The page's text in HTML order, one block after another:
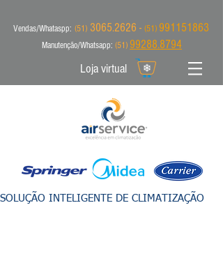
Vendas/Whataspp: (51) 3065.2626 - (51) 991151863
Manutenção/Whatsapp: (51) 99288.8794
Loja virtual
SOLUÇÃO INTELIGENTE DE CLIMATIZAÇÃO